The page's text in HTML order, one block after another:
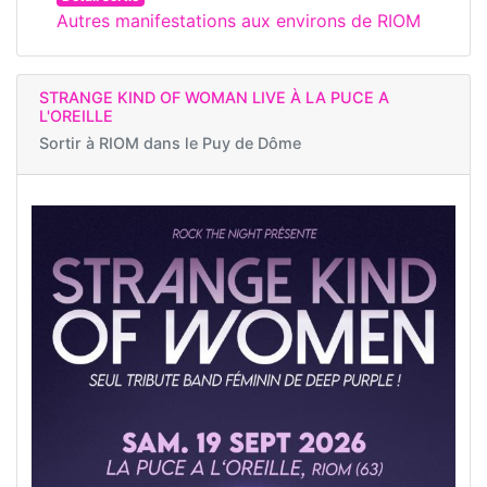
Autres manifestations aux environs de RIOM
STRANGE KIND OF WOMAN LIVE À LA PUCE A
L'OREILLE
Sortir à RIOM dans le Puy de Dôme